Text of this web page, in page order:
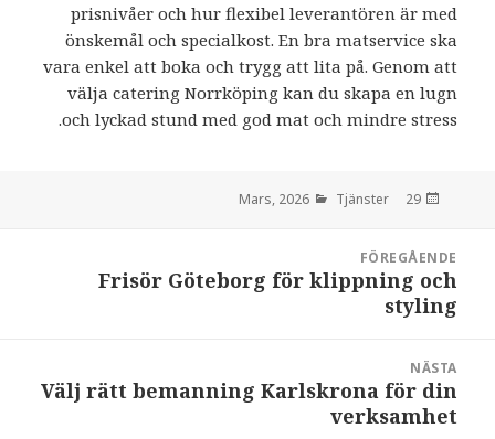
prisnivåer och hur flexibel leverantören är med
önskemål och specialkost. En bra matservice ska
vara enkel att boka och trygg att lita på. Genom att
välja catering Norrköping kan du skapa en lugn
och lyckad stund med god mat och mindre stress.
den
29 Mars, 2026
Tjänster
FÖREGÅENDE
:
Frisör Göteborg för klippning och
styling
NÄSTA
:
Välj rätt bemanning Karlskrona för din
verksamhet